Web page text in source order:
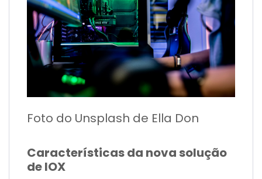
Foto do Unsplash de Ella Don
Características da nova solução
de IOX